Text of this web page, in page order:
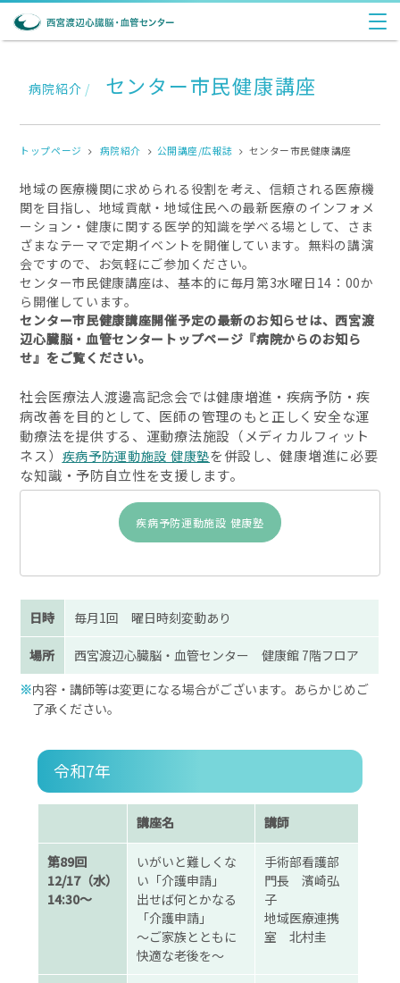
病院紹介 / センター市民健康講座
トップページ 病院紹介 公開講座/広報誌 センター市民健康講座
地域の医療機関に求められる役割を考え、信頼される医療機
関を目指し、地域貢献・地域住民への最新医療のインフォメ
ーション・健康に関する医学的知識を学べる場として、さま
ざまなテーマで定期イベントを開催しています。無料の講演
会ですので、お気軽にご参加ください。
センター市民健康講座は、基本的に毎月第3水曜日14：00か
ら開催しています。
センター市民健康講座開催予定の最新のお知らせは、西宮渡
辺心臓脳・血管センタートップページ『病院からのお知ら
せ』をご覧ください。
社会医療法人渡邊高記念会では健康増進・疾病予防・疾
病改善を目的として、医師の管理のもと正しく安全な運
動療法を提供する、運動療法施設（メディカルフィット
ネス） 疾病予防運動施設 健康塾を併設し、健康増進に必要
な知識・予防自立性を支援します。
疾病予防運動施設 健康塾
日時 毎月1回 曜日時刻変動あり
場所
西宮渡辺心臓脳・血管センター 健康館 7階フロア
内容・講師等は変更になる場合がございます。あらかじめご
了承ください。
令和7年
講座名 講師
第89回
12/17（水）
14:30～
いがいと難しくな
い「介護申請」
出せば何とかなる
「介護申請」
～ご家族とともに
快適な老後を～
手術部看護部
門長 濱崎弘
子
地域医療連携
室 北村圭